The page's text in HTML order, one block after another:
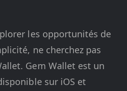
les opportunités de
ne cherchez pas
Gem Wallet est un
sur iOS et